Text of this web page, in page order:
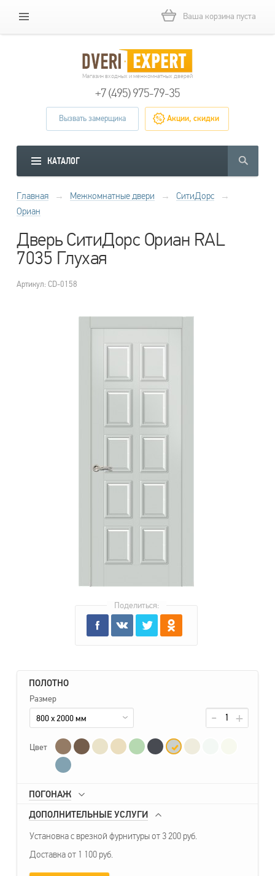
Ваша корзина пуста
Магазин входных и межкомнатных дверей
+7 (495) 975-79-35
Вызвать замерщика Акции, скидки
КАТАЛОГ
Главная → Межкомнатные двери → СитиДорс
→
Ориан
Дверь СитиДорс Ориан RAL
7035 Глухая
Артикул: CD-0158
ПОЛОТНО
Размер
800 x 2000 мм
Цвет
ПОГОНАЖ
ДОПОЛНИТЕЛЬНЫЕ УСЛУГИ
Установка с врезкой фурнитуры от 3 200 руб.
Доставка от 1 100 руб.
Поделиться: